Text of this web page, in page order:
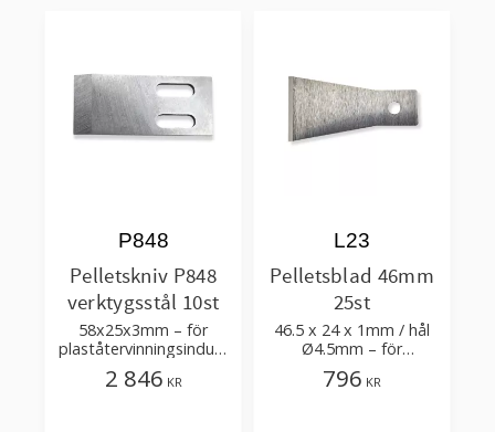
Pelletskniv P848
verktygsstål 10st
58x25x3mm – för
plaståtervinningsindust
rin
P848
2 846 KR
Pelletsblad 46mm
25st
46.5 x 24 x 1mm / hål
Ø4.5mm – för
plasttillverkning och
återvinning
L23
796 KR